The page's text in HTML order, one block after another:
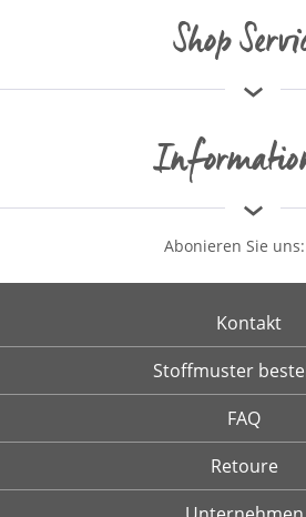
Shop
Abonieren Sie uns:
Kontakt
Stoffmuster
FAQ
Retoure